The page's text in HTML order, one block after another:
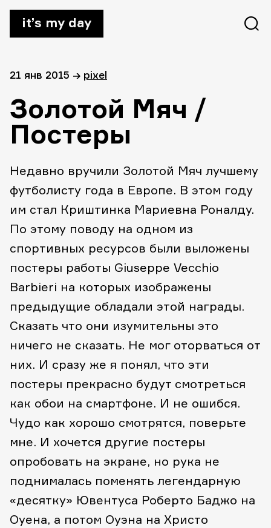
it’s my day
21 янв 2015 → pixel
Золотой Мяч /
Постеры
Недавно вручили Золотой Мяч лучшему
футболисту года в Европе. В этом году
им стал Криштинка Мариевна Роналду.
По этому поводу на одном из
спортивных ресурсов были выложены
постеры работы Giuseppe Vecchio
Barbieri на которых изображены
предыдущие обладали этой награды.
Сказать что они изумительны это
ничего не сказать. Не мог оторваться от
них. И сразу же я понял, что эти
постеры прекрасно будут смотреться
как обои на смартфоне. И не ошибся.
Чудо как хорошо смотрятся, поверьте
мне. И хочется другие постеры
опробовать на экране, но рука не
поднималась поменять легендарную
«десятку» Ювентуса Роберто Баджо на
Оуена, а потом Оуэна на Христо